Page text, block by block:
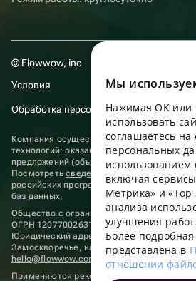
© Flowwow, inc
Условия
Обработка персональных данных
Компания осуществляет деятельность в
технологий: оказание услуг в сети
предложений (объявлений) продавцов о
Посмотретьсведения о программах
,
российских программ для электронных
баз данных.
Общество с ограниченной
ОГРН 1207700263198, ИНН 9702020445
Юридический адрес: г. Москва, вн.тер. г.
Замоскворечье, наб. Садовническая, д.
hello@flowwow.com
8 800 555-16-15
Применяютсярекомендательные
Мы
Нажимая ОК или
использовать
соглашаетесь на
персональных
использованием
включая
Метрика» и «Top
анализа
улучшения
Более
представлена в
отношении